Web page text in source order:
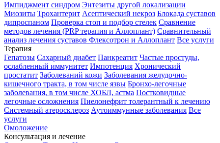
Импиджмент синдром Энтезиты другой локализации
Миозиты Трохантерит Асептический некроз Блокада суставов
дипроспаном Проверка стоп и подбор стелек Сравнение
методов лечения (PRP терапия и Аллоплант) Сравнительный
анализ лечения суставов Флексотрон и Аллоплант Все услуги
Терапия
Гепатозы Сахарный диабет Панкреатит Частые простуды,
ослабленный иммунитет Импотенция Хронический
простатит Заболеваний кожи Заболевания желудочно-
кишечного тракта, в том числе язвы Бронхо-легочные
заболевания, в том числе ХОБЛ, астма Постковидные
легочные осложнения Пиелонефрит толерантный к лечению
Системный атеросклероз Аутоиммунные заболевания Все
услуги
Омоложение
Консультация и лечение